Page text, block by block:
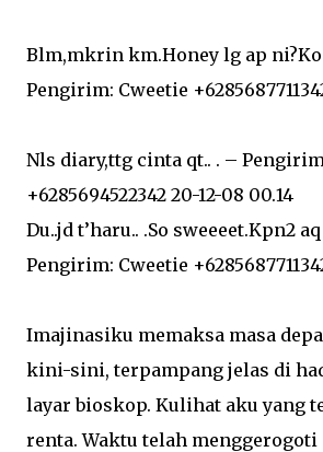
Blm,mkrin km.Honey lg ap ni?Ko
Pengirim: Cweetie
Nls diary,ttg cinta qt.. . –
+6285694522342 20-12-08 00.14
Du..jd t’haru.. .So sweeeet.Kpn2
Pengirim: Cweetie
Imajinasiku memaksa masa
kini-sini, terpampang jelas di
layar bioskop. Kulihat aku yang
renta. Waktu telah menggerogoti